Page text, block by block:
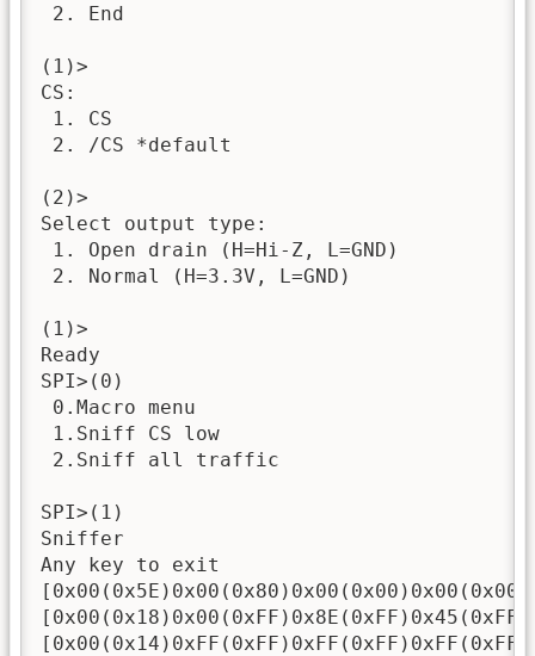
2. End
(1)>
CS:
1. CS
2. /CS *default
(2)>
Select output type:
1. Open drain (H=Hi-Z, L=GND)
2. Normal (H=3.3V, L=GND)
(1)>
Ready
SPI>(0)
0.Macro menu
1.Sniff CS low
2.Sniff all traffic
SPI>(1)
Sniffer
Any key to exit